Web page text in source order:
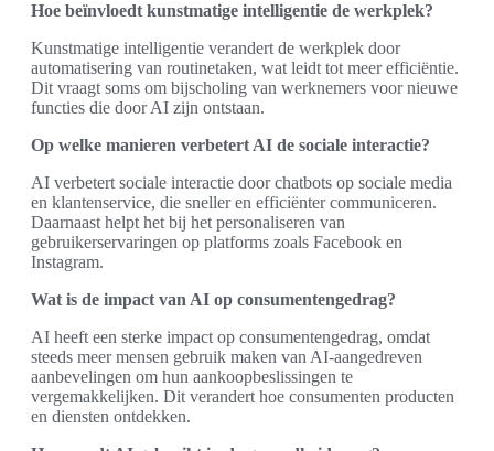
Hoe beïnvloedt kunstmatige intelligentie de werkplek?
Kunstmatige intelligentie verandert de werkplek door
automatisering van routinetaken, wat leidt tot meer efficiëntie.
Dit vraagt soms om bijscholing van werknemers voor nieuwe
functies die door AI zijn ontstaan.
Op welke manieren verbetert AI de sociale interactie?
AI verbetert sociale interactie door chatbots op sociale media
en klantenservice, die sneller en efficiënter communiceren.
Daarnaast helpt het bij het personaliseren van
gebruikerservaringen op platforms zoals Facebook en
Instagram.
Wat is de impact van AI op consumentengedrag?
AI heeft een sterke impact op consumentengedrag, omdat
steeds meer mensen gebruik maken van AI-aangedreven
aanbevelingen om hun aankoopbeslissingen te
vergemakkelijken. Dit verandert hoe consumenten producten
en diensten ontdekken.